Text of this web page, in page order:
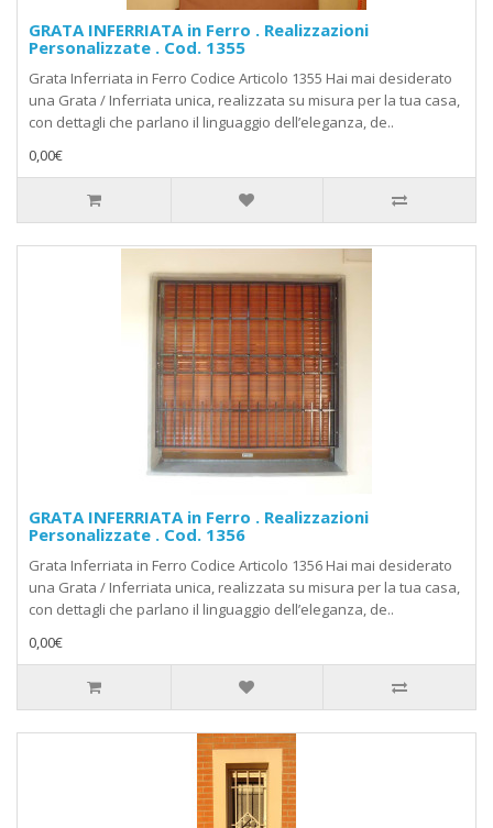
GRATA INFERRIATA in Ferro . Realizzazioni
Personalizzate . Cod. 1355
Grata Inferriata in Ferro Codice Articolo 1355 Hai mai desiderato
una Grata / Inferriata unica, realizzata su misura per la tua casa,
con dettagli che parlano il linguaggio dell’eleganza, de..
0,00€
GRATA INFERRIATA in Ferro . Realizzazioni
Personalizzate . Cod. 1356
Grata Inferriata in Ferro Codice Articolo 1356 Hai mai desiderato
una Grata / Inferriata unica, realizzata su misura per la tua casa,
con dettagli che parlano il linguaggio dell’eleganza, de..
0,00€